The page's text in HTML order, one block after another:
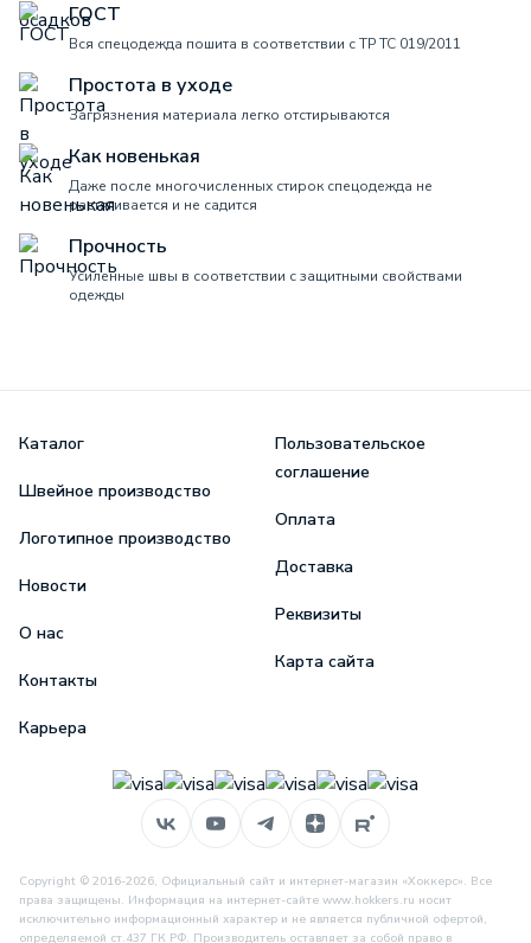
ГОСТ
Вся спецодежда пошита в соответствии с ТР ТС 019/2011
Простота в уходе
Загрязнения материала легко отстирываются
Как новенькая
Даже после многочисленных стирок спецодежда не
растягивается и не садится
Прочность
Усиленные швы в соответствии с защитными свойствами
одежды
Каталог
Швейное производство
Логотипное производство
Новости
О нас
Контакты
Карьера
Пользовательское
соглашение
Оплата
Доставка
Реквизиты
Карта сайта
Copyright © 2016-2026, Официальный сайт и интернет-магазин «Хоккерс». Все
права защищены. Информация на интернет-сайте www.hokkers.ru носит
исключительно информационный характер и не является публичной офертой,
определяемой ст.437 ГК РФ. Производитель оставляет за собой право в